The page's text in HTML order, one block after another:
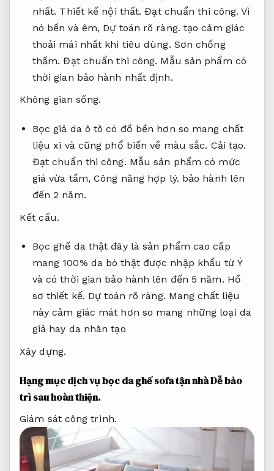
nhất. Thiết kế nội thất. Đạt chuẩn thi công. Vì
nó bền và êm, Dự toán rõ ràng. tạo cảm giác
thoải mái nhất khi tiêu dùng. Sơn chống
thấm. Đạt chuẩn thi công. Mẫu sản phẩm có
thời gian bảo hành nhất định.
Không gian sống.
Bọc giả da ô tô có đồ bền hơn so mang chất
liệu xi và cũng phổ biến về màu sắc. Cải tạo.
Đạt chuẩn thi công. Mẫu sản phẩm có mức
giá vừa tầm,Công năng hợp lý. bảo hành lên
đến 2 năm.
Kết cấu.
Bọc ghế da thật đây là sản phẩm cao cấp
mang 100% da bò thật được nhập khẩu từ Ý
và có thời gian bảo hành lên đến 5 năm. Hồ
sơ thiết kế. Dự toán rõ ràng. Mang chất liệu
này cảm giác mát hơn so mang những loại da
giả hay da nhân tạo
Xây dựng.
Hạng mục dịch vụ bọc da ghế sofa tận nhàDễ bảo
trì sau hoàn thiện.
Giám sát công trình.